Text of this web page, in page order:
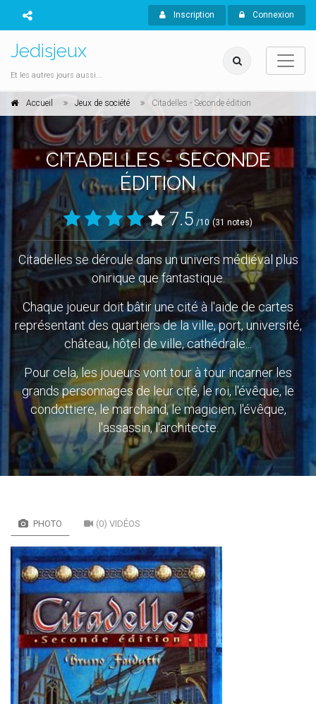
Inscription Connexion
Jedisjeux
Et les autres jours aussi...
Accueil Jeux de société Citadelles - Seconde édition
CITADELLES - SECONDE
ÉDITION
7.5 /10 (31 notes)
Citadelles se déroule dans un univers médiéval plus
onirique que fantastique.
Chaque joueur doit bâtir une cité à l'aide de cartes
représentant des quartiers de la ville, port, université,
château, hôtel de ville, cathédrale...
Pour cela, les joueurs vont tour à tour incarner les
grands personnages de leur cité, le roi, l'évêque, le
condottiere, le marchand, le magicien, l'évêque,
l'assassin, l'architecte.
PHOTO (0) VIDÉOS